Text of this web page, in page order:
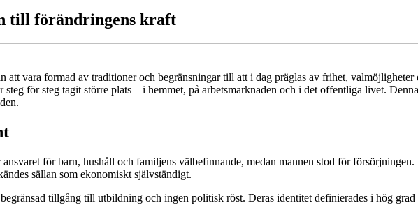
till förändringens kraft
vara formad av traditioner och begränsningar till att i dag präglas av frihet,
för steg tagit större plats – i hemmet, på arbetsmarknaden och i det offentliga livet.
för barn, hushåll och familjens välbefinnande, medan mannen stod för
sällan som ekonomiskt självständigt.
tillgång till utbildning och ingen politisk röst. Deras identitet definierades i hög